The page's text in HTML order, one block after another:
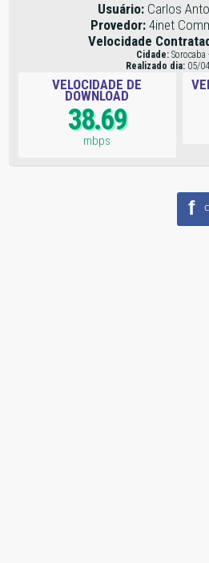
Usuário:Carlos
Provedor:4inet
Velocidade
Cidade: Sorocaba
Realizado dia: 05/
VELOCIDADE DE
DOWNLOAD
38.69
mbps
f